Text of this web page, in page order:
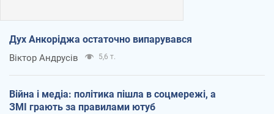
Дух Анкоріджа остаточно випарувався
Віктор Андрусів 5,6 т.
Війна і медіа: політика пішла в соцмережі, а
ЗМІ грають за правилами ютуб